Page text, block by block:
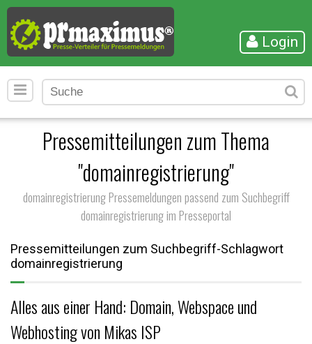
Login
Pressemitteilungen zum Thema
"domainregistrierung"
domainregistrierung Pressemeldungen passend zum Suchbegriff
domainregistrierung im Presseportal
Pressemitteilungen zum Suchbegriff-Schlagwort
domainregistrierung
Alles aus einer Hand: Domain, Webspace und
Webhosting von Mikas ISP